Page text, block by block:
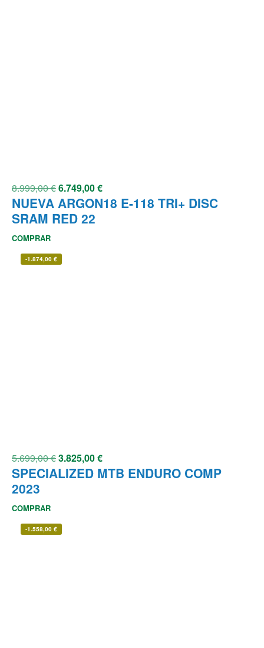
8.999,00€6.749,00€
NUEVA ARGON18 E-118 TRI+ DISC
SRAM RED 22
COMPRAR
-1.874,00 €
5.699,00€3.825,00€
SPECIALIZED MTB ENDURO COMP
2023
COMPRAR
-1.558,00 €